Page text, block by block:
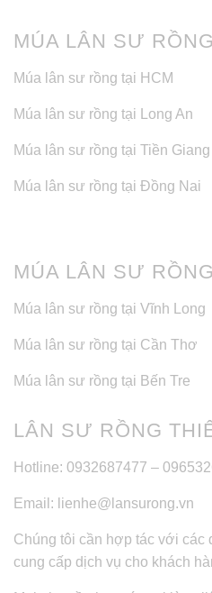
MÚA LÂN SƯ RỒNG
Múa lân sư rồng tại HCM
Múa lân sư rồng tại Long An
Múa lân sư rồng tại Tiền Giang
Múa lân sư rồng tại Đồng Nai
MÚA LÂN SƯ RỒNG
Múa lân sư rồng tại Vĩnh Long
Múa lân sư rồng tại Cần Thơ
Múa lân sư rồng tại Bến Tre
LÂN SƯ RỒNG
Hotline: 0932687477 –
Email: lienhe@lansurong.vn
Chúng tôi cần hợp tác với các
cung cấp dịch vụ cho khách